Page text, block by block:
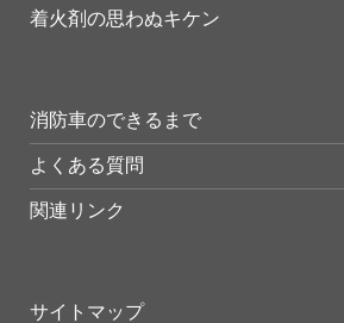
着火剤の思わぬキケン
消防車のできるまで
よくある質問
関連リンク
サイトマップ